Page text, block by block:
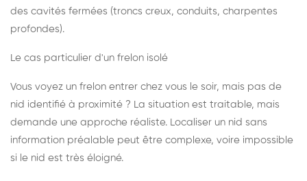
des cavités fermées (troncs creux, conduits, charpentes
profondes).
Le cas particulier d'un frelon isolé
Vous voyez un frelon entrer chez vous le soir, mais pas de
nid identifié à proximité ? La situation est traitable, mais
demande une approche réaliste. Localiser un nid sans
information préalable peut être complexe, voire impossible
si le nid est très éloigné.